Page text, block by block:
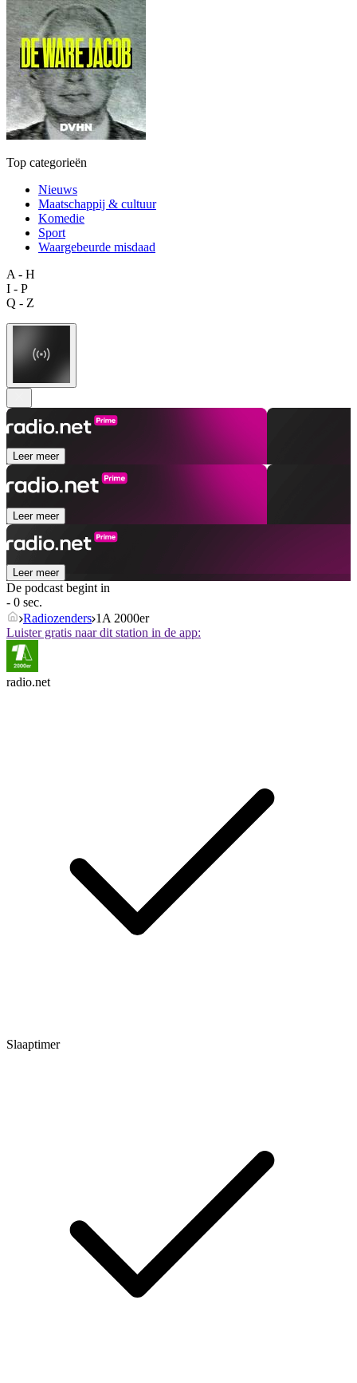
Top categorieën
Nieuws
Maatschappij & cultuur
Komedie
Sport
Waargebeurde misdaad
A - H
I - P
Q - Z
Leer meer
Leer meer
Leer meer
De podcast begint in
- 0 sec.
Radiozenders 1A 2000er
Luister gratis naar dit station in de app:
radio.net
Slaaptimer